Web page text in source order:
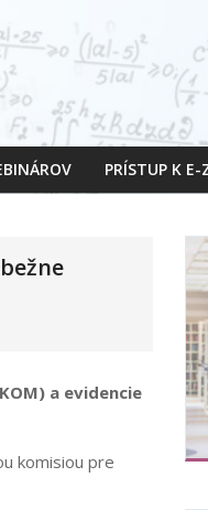
PRÍSTUP K E-
a evidencie
komisiou pre